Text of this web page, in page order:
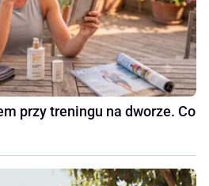
przy treningu na dworze. Co